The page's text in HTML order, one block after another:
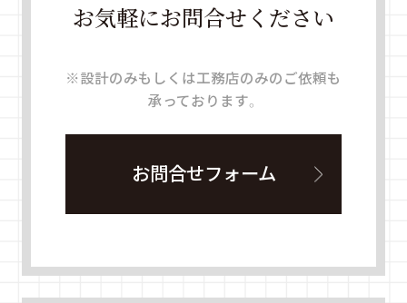
お気軽にお問合せください
※設計のみもしくは工務店のみのご依頼も
承っております。
お問合せフォーム